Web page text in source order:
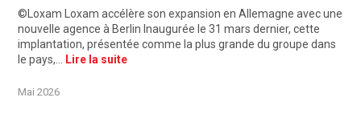
©Loxam Loxam accélère son expansion en Allemagne avec une
nouvelle agence à Berlin Inaugurée le 31 mars dernier, cette
implantation, présentée comme la plus grande du groupe dans
le pays,… Lire la suite
Mai 2026